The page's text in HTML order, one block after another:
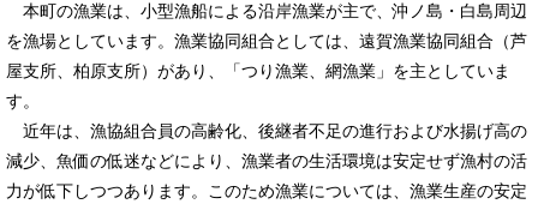
本町の漁業は、小型漁船による沿岸漁業が主で、沖ノ島・白島周辺
を漁場としています。漁業協同組合としては、遠賀漁業協同組合（芦
屋支所、柏原支所）があり、「つり漁業、網漁業」を主としていま
す。
近年は、漁協組合員の高齢化、後継者不足の進行および水揚げ高の
減少、魚価の低迷などにより、漁業者の生活環境は安定せず漁村の活
力が低下しつつあります。このため漁業については、漁業生産の安定